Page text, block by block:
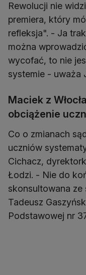
Rewolucji nie
premiera, który
refleksja". - Ja
można
wycofać, to nie
systemie - uważa
Maciek z
obciążenie
Co o zmianach
uczniów
Cichacz,
Łodzi. - Nie do
skonsultowana
Tadeusz
Podstawowej nr